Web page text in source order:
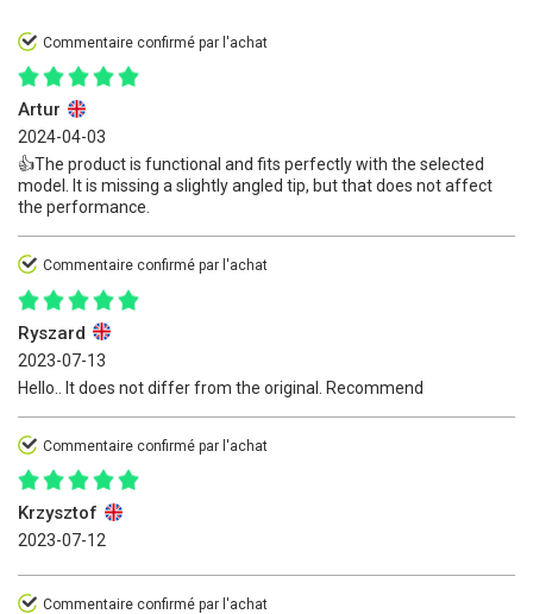
Commentaire confirmé par l'achat
Artur
2024-04-03
👍️The product is functional and fits perfectly with the selected
model. It is missing a slightly angled tip, but that does not affect
the performance.
Commentaire confirmé par l'achat
Ryszard
2023-07-13
Hello.. It does not differ from the original. Recommend
Commentaire confirmé par l'achat
Krzysztof
2023-07-12
Commentaire confirmé par l'achat